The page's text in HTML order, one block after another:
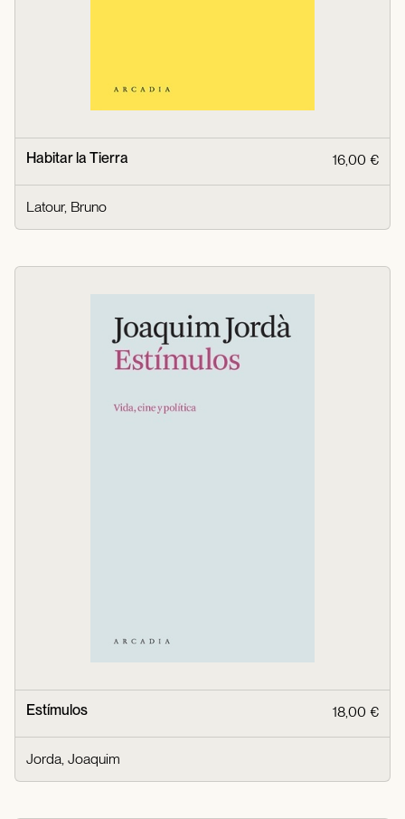
Habitar la Tierra 16,00 €
Latour, Bruno
Estímulos 18,00 €
Jorda, Joaquim